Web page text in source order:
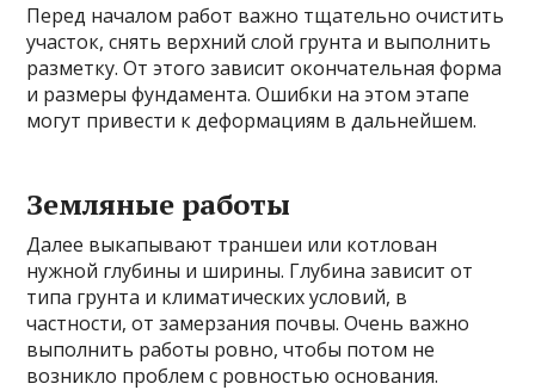
Перед началом работ важно тщательно очистить
участок, снять верхний слой грунта и выполнить
разметку. От этого зависит окончательная форма
и размеры фундамента. Ошибки на этом этапе
могут привести к деформациям в дальнейшем.
Земляные работы
Далее выкапывают траншеи или котлован
нужной глубины и ширины. Глубина зависит от
типа грунта и климатических условий, в
частности, от замерзания почвы. Очень важно
выполнить работы ровно, чтобы потом не
возникло проблем с ровностью основания.